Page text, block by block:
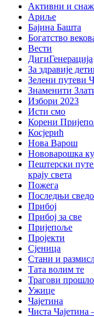
Активни и
Ариље
Бајина Башта
Богатство
Вести
ДигиГенерација
За здравије
Зелени путеви
Знаменити
Избори 2023
Исти смо
Корени
Косјерић
Нова Варош
Нововарошка
Пештерски
крају света
Пожега
Последњи
Прибој
Прибој за све
Пријепоље
Пројекти
Сјеница
Стани и
Тата волим те
Трагови
Ужице
Чајетина
Чиста Чајетина